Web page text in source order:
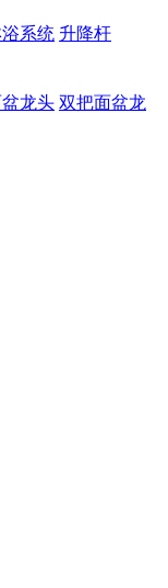
系统 升降杆
龙头 双把面盆龙